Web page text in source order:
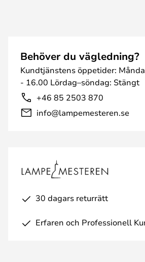
Behöver du vägledning?
Kundtjänstens öppetider:
- 16.00 Lördag–söndag: Stängt
+46 85 2503 870
info@lampemesteren.se
30 dagars returrätt
Erfaren och Professionell